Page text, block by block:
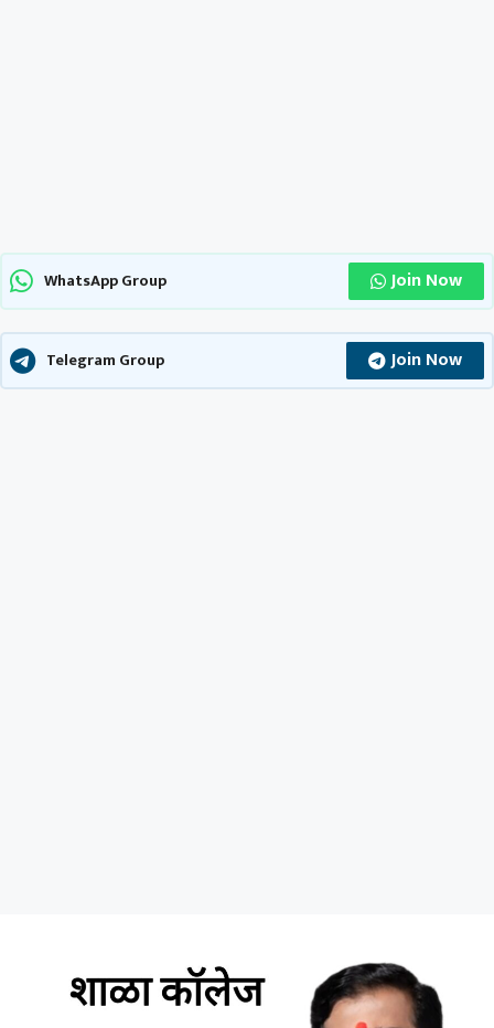
WhatsApp Group Join Now
Telegram Group Join Now